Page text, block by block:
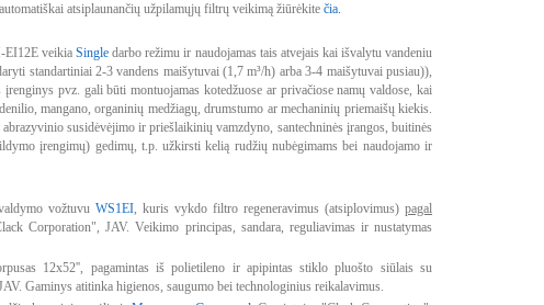
atsiplaunančių užpilamųjų filtrų veikimą žiūrėkite čia.
EI12E veikiaSingle darbo režimu ir naudojamas tais atvejais kai išvalytu vandeniu
standartiniai 2-3 vandens maišytuvai (1,7 m³/h) arba 3-4 maišytuvai pusiau)),
pvz. gali būti montuojamas kotedžuose ar privačiose namų valdose, kai
mangano, organinių medžiagų, drumstumo ar mechaninių priemaišų kiekis.
susidėvėjimo ir priešlaikinių vamzdyno, santechninės įrangos, buitinės
įrengimų) gedimų, t.p. užkirsti kelią rudžių nubėgimams bei naudojamo ir
vožtuvu WS1EI, kuris vykdo filtro regeneravimus (atsiplovimus)pagal
Corporation", JAV. Veikimo principas, sandara, reguliavimas ir nustatymas
12x52'', pagamintas iš polietileno ir apipintas stiklo pluošto siūlais su
Gaminys atitinka higienos, saugumo bei technologinius reikalavimus.